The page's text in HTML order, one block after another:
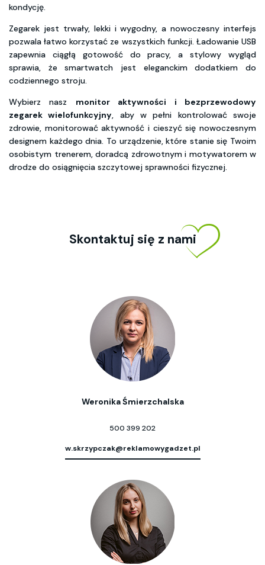
kondycję.
Zegarek jest trwały, lekki i wygodny, a nowoczesny interfejs
pozwala łatwo korzystać ze wszystkich funkcji. Ładowanie USB
zapewnia ciągłą gotowość do pracy, a stylowy wygląd
sprawia, że smartwatch jest eleganckim dodatkiem do
codziennego stroju.
Wybierz nasz monitor aktywności i bezprzewodowy
zegarek wielofunkcyjny, aby w pełni kontrolować swoje
zdrowie, monitorować aktywność i cieszyć się nowoczesnym
designem każdego dnia. To urządzenie, które stanie się Twoim
osobistym trenerem, doradcą zdrowotnym i motywatorem w
drodze do osiągnięcia szczytowej sprawności fizycznej.
Skontaktuj się z nami
Weronika Śmierzchalska
500 399 202
w.skrzypczak@reklamowygadzet.pl